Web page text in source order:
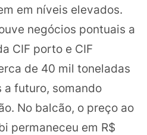
em níveis elevados.
negócios pontuais a
CIF porto e CIF
de 40 mil toneladas
futuro, somando
No balcão, o preço ao
permaneceu em R$